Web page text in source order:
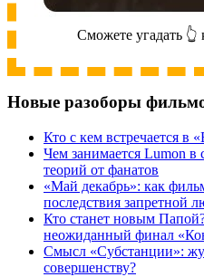
Сможете угадать
Новые разоборы
Кто с кем встречается в
Чем занимается Lumon в
теорий от фанатов
«Май декабрь»: как
последствия запретной
Кто станет новым
неожиданный финал
Cмысл «Субстанции»:
совершенству?